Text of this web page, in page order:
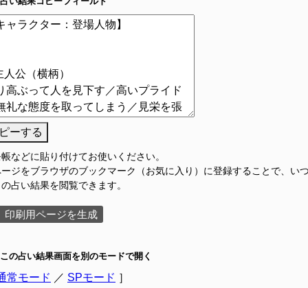
ーする
などに貼り付けてお使いください。
ジをブラウザのブックマーク（お気に入り）に登録することで、い
占い結果を閲覧できます。
印刷用ページを生成
この占い結果画面を別のモードで開く
常モード ／ SPモード ］